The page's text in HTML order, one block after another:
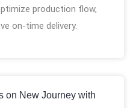
production flow,
on-time delivery.
on New Journey with